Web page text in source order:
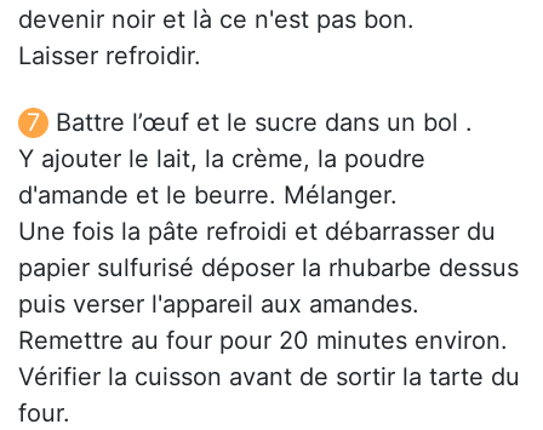
devenir noir et là ce n'est pas bon.
Laisser refroidir.
Battre l’œuf et le sucre dans un bol .
Y ajouter le lait, la crème, la poudre
d'amande et le beurre. Mélanger.
Une fois la pâte refroidi et débarrasser du
papier sulfurisé déposer la rhubarbe dessus
puis verser l'appareil aux amandes.
Remettre au four pour 20 minutes environ.
Vérifier la cuisson avant de sortir la tarte du
four.